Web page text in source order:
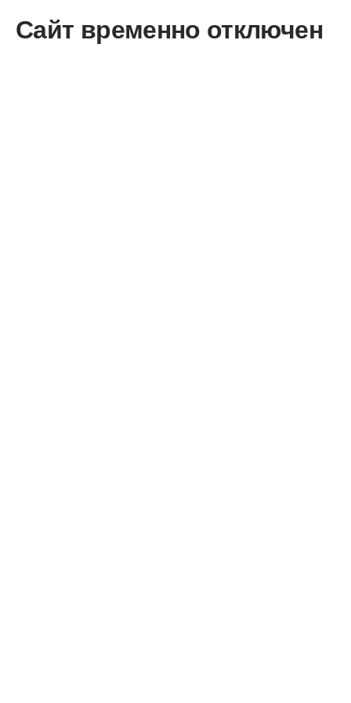
Сайт временно отключен